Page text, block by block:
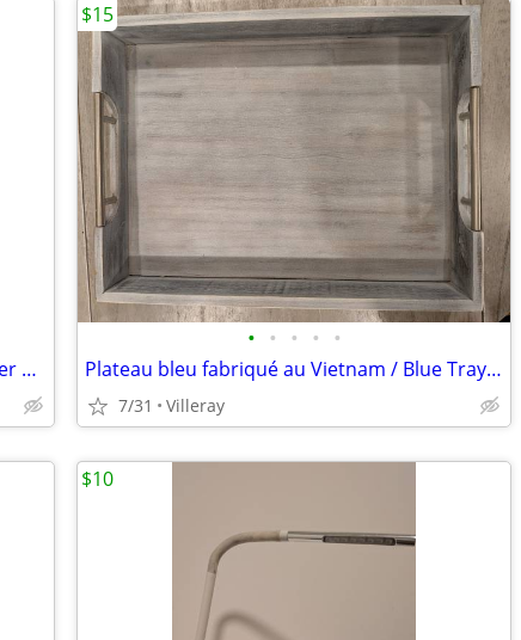
Moulin à poivre électrique / Electric Pepper Grinder
• • • • •
Plateau bleu fabriqué au Vietnam / Blue Tray Made in Vietnam
7/31 Villeray
$15
$10